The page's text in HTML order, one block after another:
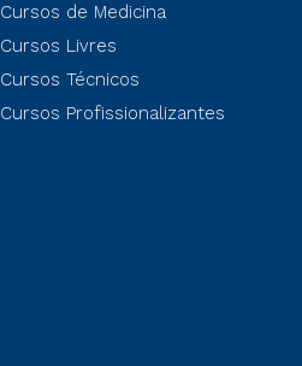
Cursos de Medicina
Cursos Livres
Cursos Técnicos
Cursos Profissionalizantes